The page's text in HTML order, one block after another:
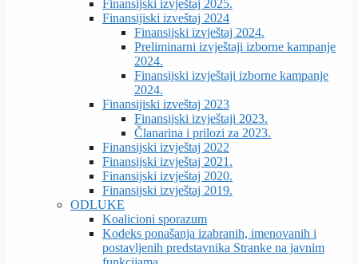
Finansijski izvještaj 2025.
Finansijiski izveštaj 2024
Finansijski izvještaj 2024.
Preliminarni izvještaji izborne kampanje
2024.
Finansijski izvještaji izborne kampanje
2024.
Finansijiski izveštaj 2023
Finansijski izvještaji 2023.
Članarina i prilozi za 2023.
Finansijski izvještaj 2022
Finansijski izvještaj 2021.
Finansijski izvještaj 2020.
Finansijski izvještaj 2019.
ODLUKE
Koalicioni sporazum
Kodeks ponašanja izabranih, imenovanih i
postavljenih predstavnika Stranke na javnim